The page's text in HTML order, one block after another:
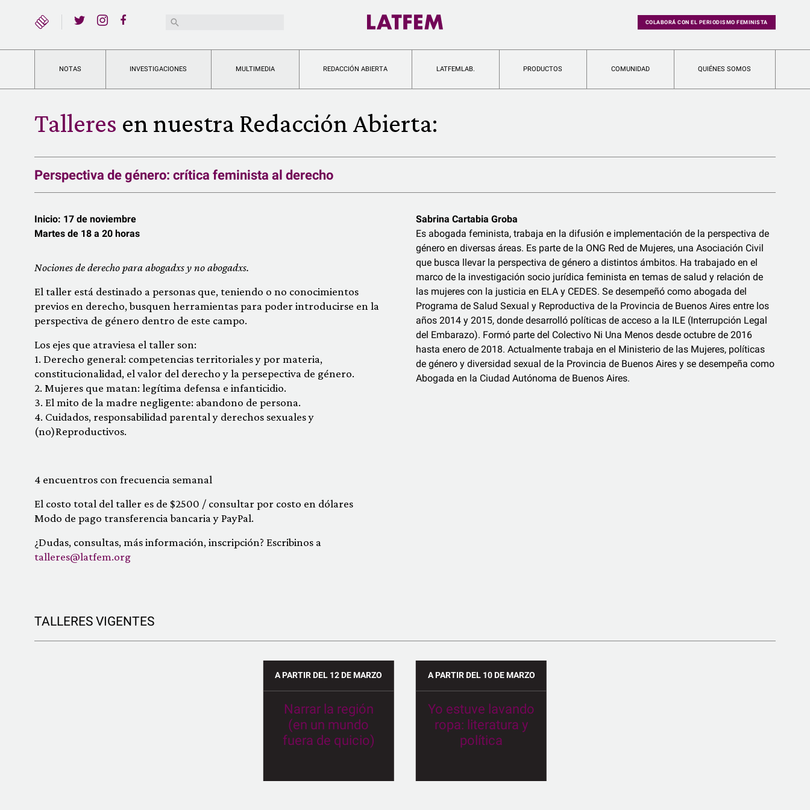
YouTubeBuscar: COLABORÁ CON EL PERIODISMO FEMINISTA
NOTAS INVESTIGACIONES MULTIMEDIA REDACCIÓN ABIERTA LATFEMLAB. PRODUCTOS COMUNIDAD QUIÉNES SOMOS
Talleres en nuestra Redacción Abierta:
Perspectiva de género: crítica feminista al derecho
Inicio: 17 de noviembre
Martes de 18 a 20 horas
Nociones de derecho para abogadxs y no abogadxs.
El taller está destinado a personas que, teniendo o no conocimientos
previos en derecho, busquen herramientas para poder introducirse en la
perspectiva de género dentro de este campo.
Los ejes que atraviesa el taller son:
1. Derecho general: competencias territoriales y por materia,
constitucionalidad, el valor del derecho y la persepectiva de género.
2. Mujeres que matan: legítima defensa e infanticidio.
3. El mito de la madre negligente: abandono de persona.
4. Cuidados, responsabilidad parental y derechos sexuales y
(no)Reproductivos.
4 encuentros con frecuencia semanal
El costo total del taller es de $2500 / consultar por costo en dólares
Modo de pago transferencia bancaria y PayPal.
¿Dudas, consultas, más información, inscripción? Escribinos a
talleres@latfem.org
Sabrina Cartabia Groba
Es abogada feminista, trabaja en la difusión e implementación de la perspectiva de
género en diversas áreas. Es parte de la ONG Red de Mujeres, una Asociación Civil
que busca llevar la perspectiva de género a distintos ámbitos. Ha trabajado en el
marco de la investigación socio jurídica feminista en temas de salud y relación de
las mujeres con la justicia en ELA y CEDES. Se desempeñó como abogada del
Programa de Salud Sexual y Reproductiva de la Provincia de Buenos Aires entre los
años 2014 y 2015, donde desarrolló políticas de acceso a la ILE (Interrupción Legal
del Embarazo). Formó parte del Colectivo Ni Una Menos desde octubre de 2016
hasta enero de 2018. Actualmente trabaja en el Ministerio de las Mujeres, políticas
de género y diversidad sexual de la Provincia de Buenos Aires y se desempeña como
Abogada en la Ciudad Autónoma de Buenos Aires.
TALLERES VIGENTES
A PARTIR DEL 12 DE MARZO
Narrar la región
(en un mundo
fuera de quicio)
A PARTIR DEL 10 DE MARZO
Yo estuve lavando
ropa: literatura y
política